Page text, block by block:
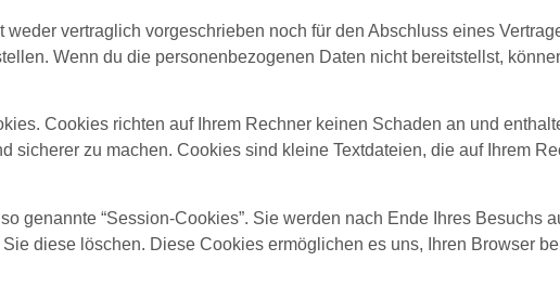
vertraglich vorgeschrieben noch für den Abschluss eines
Wenn du die personenbezogenen Daten nicht bereitstellst,
Cookies richten auf Ihrem Rechner keinen Schaden an und
sicherer zu machen. Cookies sind kleine Textdateien, die auf Ihrem
genannte “Session-Cookies”. Sie werden nach Ende Ihres Besuchs
diese löschen. Diese Cookies ermöglichen es uns, Ihren Browser